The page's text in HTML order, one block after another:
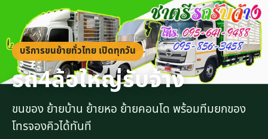
บริการขนย้ายทั่วไทย เปิดทุกวัน
รถ4ล้อใหญ่รับจ้าง
ขนของ ย้ายบ้าน ย้ายหอ ย้ายคอนโด พร้อมทีมยกของ
โทรจองคิวได้ทันที